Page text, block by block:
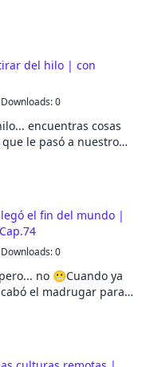
del hilo | con
Downloads: 0
encuentras cosas
le pasó a nuestro
en su mismo
el fin del mundo |
Downloads: 0
no 😬Cuando ya
el madrugar para
mismo tema en su